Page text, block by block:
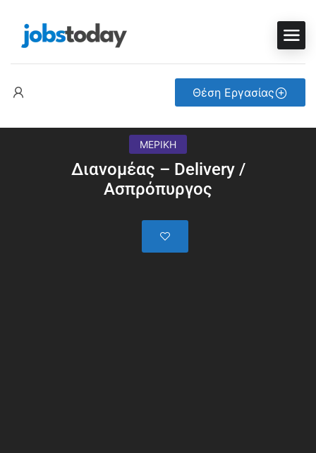
Θέση Εργασίας
ΜΕΡΙΚΗ
Διανομέας – Delivery /
Ασπρόπυργος